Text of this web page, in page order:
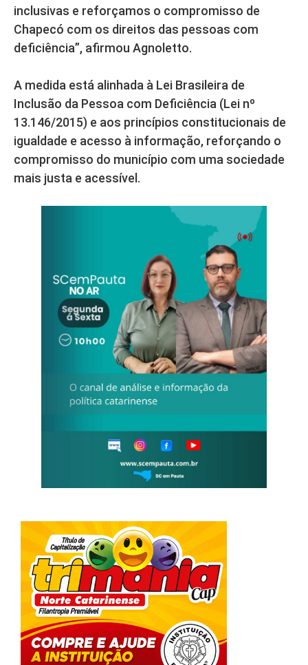
inclusivas e reforçamos o compromisso de
Chapecó com os direitos das pessoas com
deficiência”, afirmou Agnoletto.
A medida está alinhada à Lei Brasileira de
Inclusão da Pessoa com Deficiência (Lei nº
13.146/2015) e aos princípios constitucionais de
igualdade e acesso à informação, reforçando o
compromisso do município com uma sociedade
mais justa e acessível.